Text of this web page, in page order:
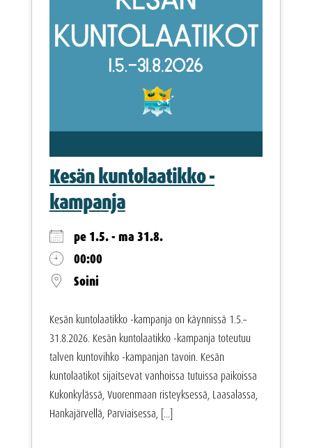
Kesän kuntolaatikko -
kampanja
pe 1.5. - ma 31.8.
00:00
Soini
Kesän kuntolaatikko -kampanja on käynnissä 1.5.–
31.8.2026. Kesän kuntolaatikko -kampanja toteutuu
talven kuntovihko -kampanjan tavoin. Kesän
kuntolaatikot sijaitsevat vanhoissa tutuissa paikoissa
Kukonkylässä, Vuorenmaan risteyksessä, Laasalassa,
Hankajärvellä, Parviaisessa, [...]